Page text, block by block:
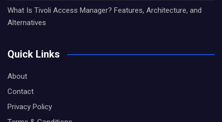
What Is Tivoli Access Manager? Features, Architecture, and
Alternatives
Quick Links
About
Contact
Privacy Policy